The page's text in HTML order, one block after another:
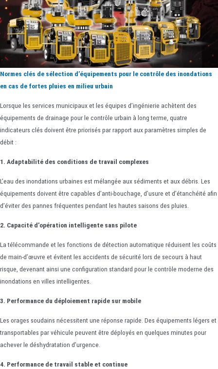
Normes clés de sélection d’équipements pour le contrôle des inondations
en cas de fortes pluies en milieu urbain
Lorsque les services municipaux et les équipes d’ingénierie achètent des
équipements de drainage pour le contrôle urbain à long terme, quatre
indicateurs clés doivent être priorisés par rapport aux paramètres simples de
débit :
1. Adaptabilité des conditions de travail complexes
L’eau des inondations urbaines est mélangée aux sédiments et aux débris. Les
équipements doivent être capables d’anti-bouchage, d’usure et d’étanchéité afin
d’éviter des pannes fréquentes pendant les hautes saisons des pluies.
2. Capacité d’opération intelligente sans pilote
La télécommande et les fonctions de détection automatique réduisent les coûts
de main-d’œuvre et évitent les accidents de sécurité lors de secours à haut
risque, devenant ainsi une configuration standard pour le contrôle moderne des
inondations en villes intelligentes.
3. Performance du déploiement rapide sur mobile
Les orages soudains nécessitent une réponse rapide. Des équipements légers et
transportables par véhicule peuvent être déployés en quelques minutes pour
achever le déshydratation d’urgence.
4. Performance de travail stable et continue